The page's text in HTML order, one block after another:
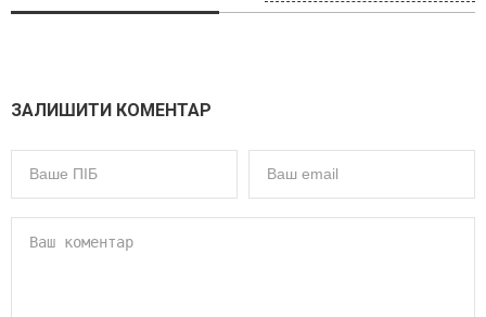
ЗАЛИШИТИ КОМЕНТАР